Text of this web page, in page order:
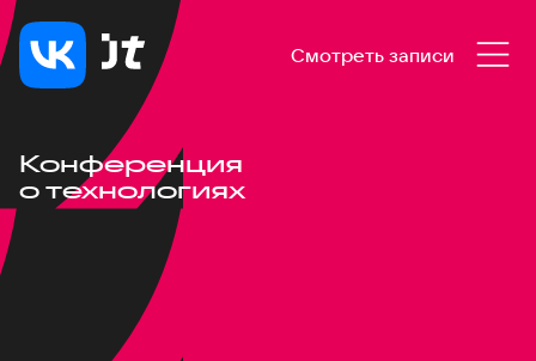
Смотреть записи
Конференция
о технологиях